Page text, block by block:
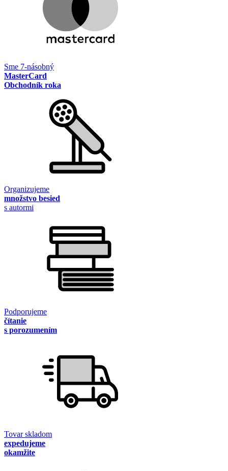
Sme 7-násobný
MasterCard
Obchodník roka
Organizujeme
množstvo besied
s autormi
Podporujeme
čítanie
s porozumením
Tovar skladom
expedujeme
okamžite